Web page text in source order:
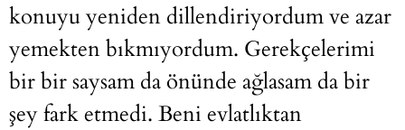
konuyu yeniden dillendiriyordum ve azar
yemekten bıkmıyordum. Gerekçelerimi
bir bir saysam da önünde ağlasam da bir
şey fark etmedi. Beni evlatlıktan